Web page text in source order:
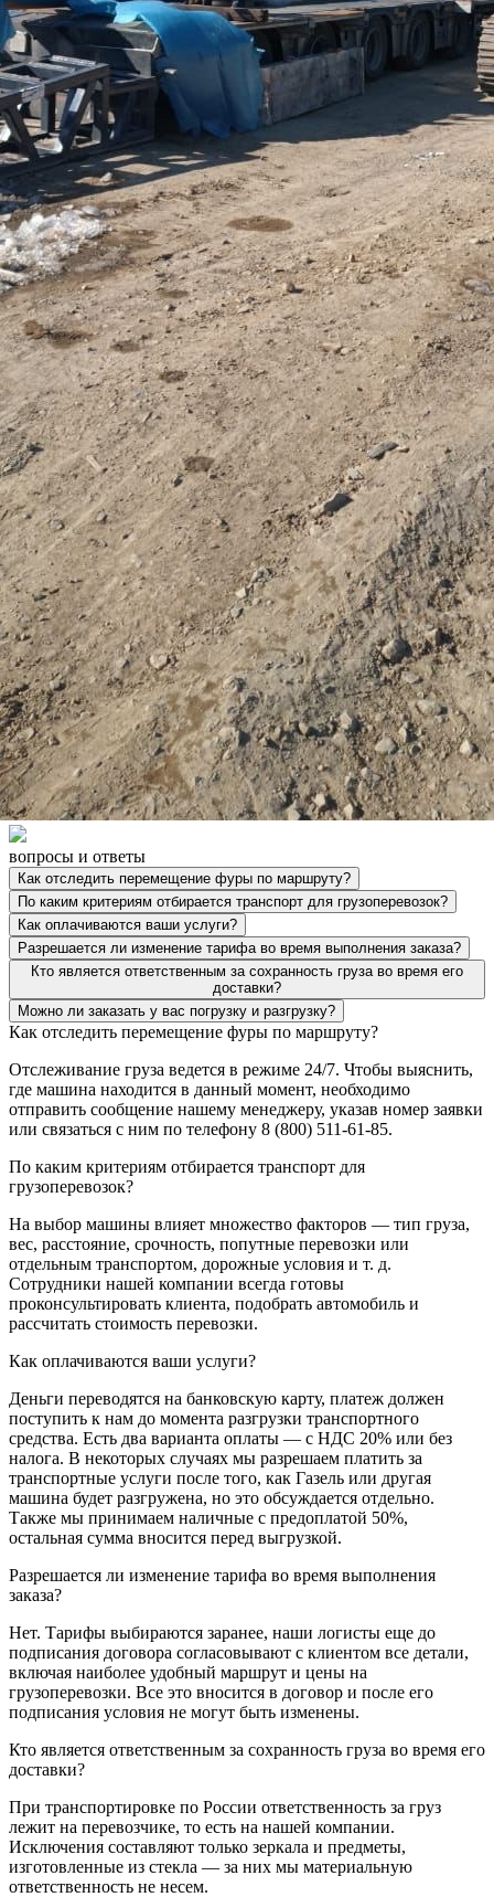
вопросы и ответы
Как отследить перемещение фуры по маршруту?
По каким критериям отбирается транспорт для грузоперевозок?
Как оплачиваются ваши услуги?
Разрешается ли изменение тарифа во время выполнения заказа?
Кто является ответственным за сохранность груза во время его
доставки?
Можно ли заказать у вас погрузку и разгрузку?
Как отследить перемещение фуры по маршруту?
Отслеживание груза ведется в режиме 24/7. Чтобы выяснить,
где машина находится в данный момент, необходимо
отправить сообщение нашему менеджеру, указав номер заявки
или связаться с ним по телефону 8 (800) 511-61-85.
По каким критериям отбирается транспорт для
грузоперевозок?
На выбор машины влияет множество факторов — тип груза,
вес, расстояние, срочность, попутные перевозки или
отдельным транспортом, дорожные условия и т. д.
Сотрудники нашей компании всегда готовы
проконсультировать клиента, подобрать автомобиль и
рассчитать стоимость перевозки.
Как оплачиваются ваши услуги?
Деньги переводятся на банковскую карту, платеж должен
поступить к нам до момента разгрузки транспортного
средства. Есть два варианта оплаты — с НДС 20% или без
налога. В некоторых случаях мы разрешаем платить за
транспортные услуги после того, как Газель или другая
машина будет разгружена, но это обсуждается отдельно.
Также мы принимаем наличные с предоплатой 50%,
остальная сумма вносится перед выгрузкой.
Разрешается ли изменение тарифа во время выполнения
заказа?
Нет. Тарифы выбираются заранее, наши логисты еще до
подписания договора согласовывают с клиентом все детали,
включая наиболее удобный маршрут и цены на
грузоперевозки. Все это вносится в договор и после его
подписания условия не могут быть изменены.
Кто является ответственным за сохранность груза во время его
доставки?
При транспортировке по России ответственность за груз
лежит на перевозчике, то есть на нашей компании.
Исключения составляют только зеркала и предметы,
изготовленные из стекла — за них мы материальную
ответственность не несем.